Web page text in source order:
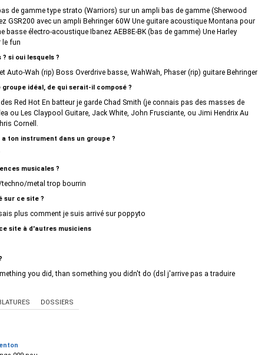
de gamme type strato (Warriors) sur un ampli bas de gamme (Sherwood
GSR200 avec un ampli Behringer 60W Une guitare acoustique Montana pour
basse électro-acoustique Ibanez AEB8E-BK (bas de gamme) Une Harley
le fun
si oui lesquels ?
Auto-Wah (rip) Boss Overdrive basse, WahWah, Phaser (rip) guitare Behringer
idéal, de qui serait-il composé ?
Red Hot En batteur je garde Chad Smith (je connais pas des masses de
ou Les Claypool Guitare, Jack White, John Frusciante, ou Jimi Hendrix Au
Cornell.
ton instrument dans un groupe ?
musicales ?
metal trop bourrin
sur ce site ?
plus comment je suis arrivé sur poppyto
site à d'autres musiciens
you did, than something you didn't do (dsl j'arrive pas a traduire
DOSSIERS